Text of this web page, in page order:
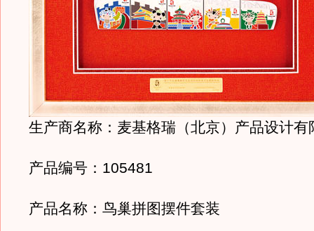
生产商名称：麦基格瑞（北京）产品设计有
产品编号：105481
产品名称：鸟巢拼图摆件套装